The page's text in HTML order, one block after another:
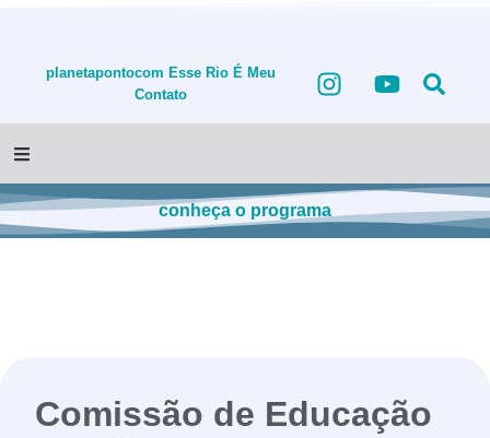
planetapontocom Esse Rio É Meu
Contato
conheça o programa
Comissão de Educação